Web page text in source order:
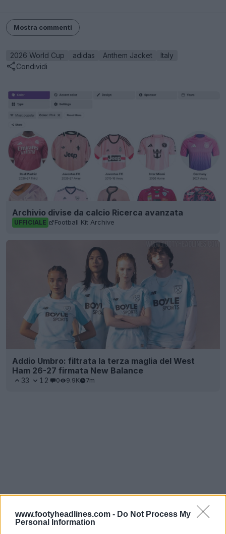
www.footyheadlines.com - Do Not Process My
Personal Information
Mostra commenti
2026 World Cup adidas Anthem Jacket
Italy
Condividi
Archivio divise da calcio Ricerca avanzata
UFFICIALE Football Kit Archive
Addio Umbro: filtrata la terza maglia del West
Ham 26-27 firmata New Balance
33 12 0 9.9K 7m